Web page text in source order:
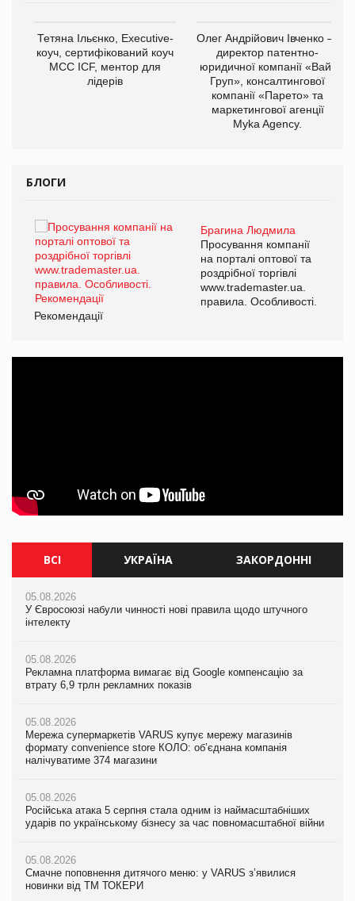
Тетяна Ільєнко, Executive-
коуч, сертифікований коуч
МСС ICF, ментор для
лідерів
Олег Андрійович Івченко —
директор патентно-
юридичної компанії «Вайз
Груп», консалтингової
компанії «Парето» та
маркетингової агенції
Myka Agency.
БЛОГИ
Брагина Людмила
Просування компанії
на порталі оптової та
роздрібної торгівлі
www.trademaster.ua.
правила. Особливості.
Рекомендації
ВСІ УКРАЇНА ЗАКОРДОННІ
05.08.2026
У Євросоюзі набули чинності нові правила щодо штучного
інтелекту
05.08.2026
Рекламна платформа вимагає від Google компенсацію за
втрату 6,9 трлн рекламних показів
05.08.2026
Мережа супермаркетів VARUS купує мережу магазинів
формату convenience store КОЛО: об’єднана компанія
налічуватиме 374 магазини
05.08.2026
Російська атака 5 серпня стала одним із наймасштабніших
ударів по українському бізнесу за час повномасштабної війни
05.08.2026
Смачне поповнення дитячого меню: у VARUS з’явилися
новинки від ТМ ТОКЕРИ
05.08.2026
Мережа супермаркетів VARUS купує мережу магазинів
формату convenience store КОЛО: об’єднана компанія
05.08.2026
Російська атака 5 серпня стала одним із наймасштабніших
05.08.2026
Смачне поповнення дитячого меню: у VARUS з’явилися
новинки від ТМ ТОКЕРИ
05.08.2026
Сергій Лісунов про заморожені хлібобулочні вироби на
PrivateLabel&FMCG Master 2026
04.08.2026
Через атаку РФ у Дніпрі пошкоджено склад шоколаду
Millennium
05.08.2026
У Євросоюзі набули чинності нові правила щодо штучного
інтелекту
05.08.2026
Рекламна платформа вимагає від Google компенсацію за
втрату 6,9 трлн рекламних показів
05.08.2026
Adidas витратила понад $1 млрд на маркетинг за квартал
продуктів